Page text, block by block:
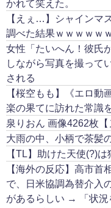
かれて笑えた。
【えぇ…】シャインマ
調べた結果ｗｗｗｗｗ
女性「たいへん！彼氏
しながら写真を撮って
される
【桜空もも】《エロ動
楽の果てに訪れた常識
泉りおん 画像4262枚【
大雨の中、小柄で茶髪
【TL】助けた天使(?)
【海外の反応】高市首
で、日米協調為替介入
があるらしい → 「状況